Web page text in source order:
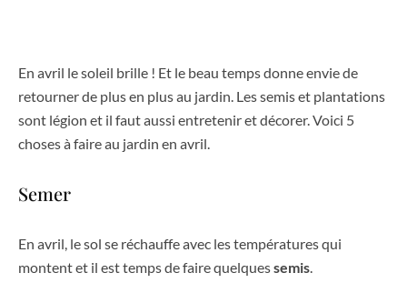
En avril le soleil brille ! Et le beau temps donne envie de
retourner de plus en plus au jardin. Les semis et plantations
sont légion et il faut aussi entretenir et décorer. Voici 5
choses à faire au jardin en avril.
Semer
En avril, le sol se réchauffe avec les températures qui
montent et il est temps de faire quelquessemis